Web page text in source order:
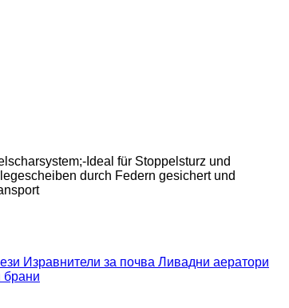
Ideal für Stoppelsturz und
durch Federn gesichert und
Изравнители за почва Ливадни аератори
брани